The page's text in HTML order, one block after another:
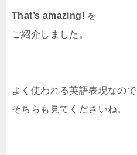
That’s amazing! を
ご紹介しました。
よく使われる英語表現なので
そちらも見てくださいね。